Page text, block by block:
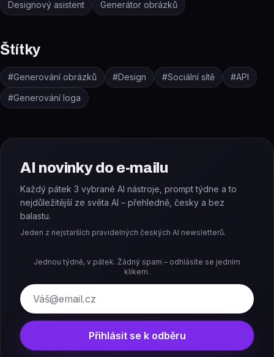
Designový asistent Generátor obrázků
Štítky
#Generování obrázků #Design #Sociální sítě #API
#Generování loga
AI novinky do e-mailu
Každý pátek 3 vybrané AI nástroje, prompt týdne a to
nejdůležitější ze světa AI – přehledně, česky a bez
balastu.
Jeden z nejstarších pravidelných českých AI newsletterů.
Jednou týdně, v pátek. Žádný spam – odhlásíte se jedním
klikem.
E-mail
Přihlásit se k odběru